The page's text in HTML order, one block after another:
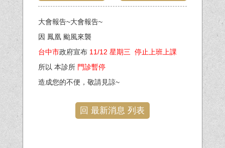
大會報告~大會報告~
因 鳳凰 颱風來襲
台中市政府宣布 11/12 星期三 停止上班上課
所以 本診所 門診暫停
造成您的不便，敬請見諒~
回 最新消息 列表